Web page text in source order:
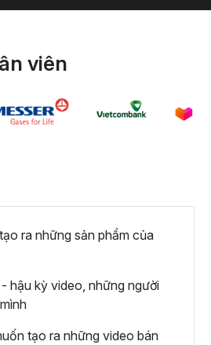
viên
ra những sản phẩm của
hậu kỳ video, những người
tạo ra những video bán